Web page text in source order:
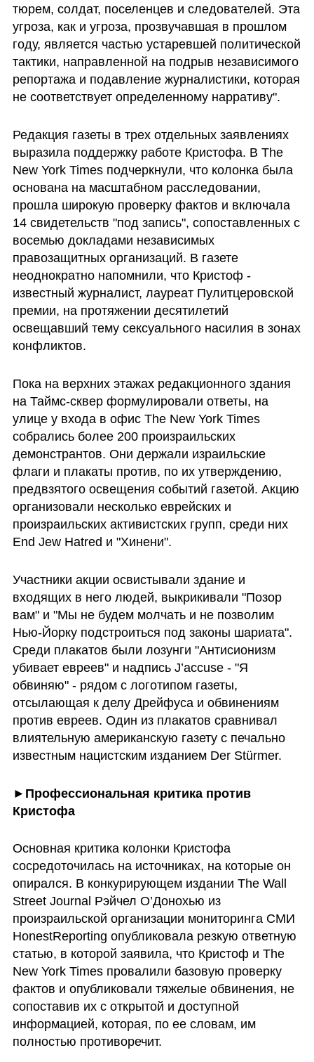
тюрем, солдат, поселенцев и следователей. Эта
угроза, как и угроза, прозвучавшая в прошлом
году, является частью устаревшей политической
тактики, направленной на подрыв независимого
репортажа и подавление журналистики, которая
не соответствует определенному нарративу".
Редакция газеты в трех отдельных заявлениях
выразила поддержку работе Кристофа. В The
New York Times подчеркнули, что колонка была
основана на масштабном расследовании,
прошла широкую проверку фактов и включала
14 свидетельств "под запись", сопоставленных с
восемью докладами независимых
правозащитных организаций. В газете
неоднократно напомнили, что Кристоф -
известный журналист, лауреат Пулитцеровской
премии, на протяжении десятилетий
освещавший тему сексуального насилия в зонах
конфликтов.
Пока на верхних этажах редакционного здания
на Таймс-сквер формулировали ответы, на
улице у входа в офис The New York Times
собрались более 200 произраильских
демонстрантов. Они держали израильские
флаги и плакаты против, по их утверждению,
предвзятого освещения событий газетой. Акцию
организовали несколько еврейских и
произраильских активистских групп, среди них
End Jew Hatred и "Хинени".
Участники акции освистывали здание и
входящих в него людей, выкрикивали "Позор
вам" и "Мы не будем молчать и не позволим
Нью-Йорку подстроиться под законы шариата".
Среди плакатов были лозунги "Антисионизм
убивает евреев" и надпись J’accuse - "Я
обвиняю" - рядом с логотипом газеты,
отсылающая к делу Дрейфуса и обвинениям
против евреев. Один из плакатов сравнивал
влиятельную американскую газету с печально
известным нацистским изданием Der Stürmer.
►Профессиональная критика против
Кристофа
Основная критика колонки Кристофа
сосредоточилась на источниках, на которые он
опирался. В конкурирующем издании The Wall
Street Journal Рэйчел О’Донохью из
произраильской организации мониторинга СМИ
HonestReporting опубликовала резкую ответную
статью, в которой заявила, что Кристоф и The
New York Times провалили базовую проверку
фактов и опубликовали тяжелые обвинения, не
сопоставив их с открытой и доступной
информацией, которая, по ее словам, им
полностью противоречит.